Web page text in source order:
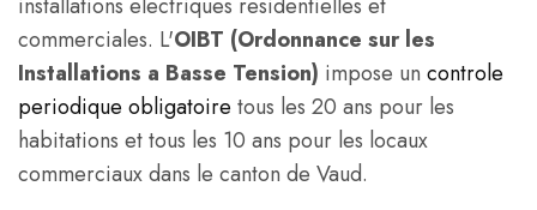
installations electriques residentielles et
commerciales. L'OIBT (Ordonnance sur les
Installations a Basse Tension) impose un controle
periodique obligatoire tous les 20 ans pour les
habitations et tous les 10 ans pour les locaux
commerciaux dans le canton de Vaud.